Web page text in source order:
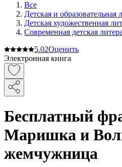
Все
Детская и образовательная
Детская художественная
Современная детская
5.02Оценить
Электронная книга
Бесплатный
Маришка и
жемчужница